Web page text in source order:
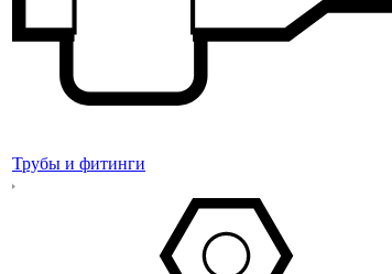
Трубы и фитинги